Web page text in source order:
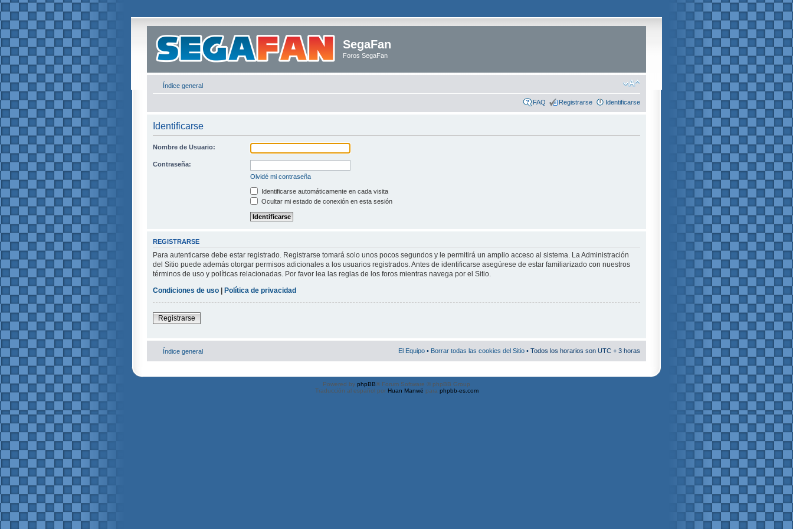
SegaFan
Foros SegaFan
Índice general
FAQ Registrarse Identificarse
Identificarse
Nombre de Usuario:
Contraseña:
Olvidé mi contraseña
Identificarse automáticamente en cada visita
Ocultar mi estado de conexión en esta sesión
REGISTRARSE
Para autenticarse debe estar registrado. Registrarse tomará solo unos pocos segundos y le permitirá un amplio acceso al sistema. La Administración
del Sitio puede además otorgar permisos adicionales a los usuarios registrados. Antes de identificarse asegúrese de estar familiarizado con nuestros
términos de uso y políticas relacionadas. Por favor lea las reglas de los foros mientras navega por el Sitio.
Condiciones de uso
Política de privacidad
Registrarse
Índice general El Equipo • Borrar todas las cookies del Sitio • Todos los horarios son UTC + 3 horas
Powered by phpBB® Forum Software © phpBB Group
Traducción al español por Huan Manwë para phpbb-es.com